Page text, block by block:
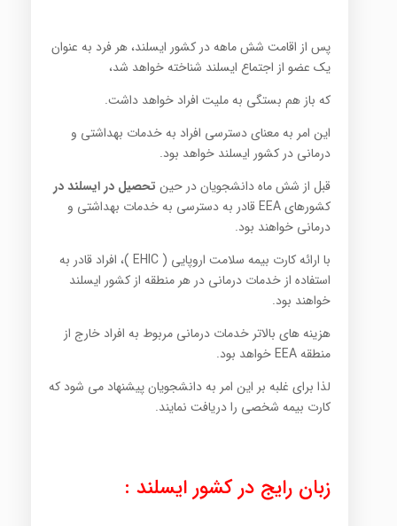
پس از اقامت شش ماهه در کشور ایسلند، هر فرد به عنوان
یک عضو از اجتماع ایسلند شناخته خواهد شد،
که باز هم بستگی به ملیت افراد خواهد داشت.
این امر به معنای دسترسی افراد به خدمات بهداشتی و
درمانی در کشور ایسلند خواهد بود.
قبل از شش ماه دانشجویان در حین تحصیل در ایسلند در
کشورهای EEA قادر به دسترسی به خدمات بهداشتی و
درمانی خواهند بود.
با ارائه کارت بیمه سلامت اروپایی ( EHIC )، افراد قادر به
استفاده از خدمات درمانی در هر منطقه از کشور ایسلند
خواهند بود.
هزینه های بالاتر خدمات درمانی مربوط به افراد خارج از
منطقه EEA خواهد بود.
لذا برای غلبه بر این امر به دانشجویان پیشنهاد می شود که
کارت بیمه شخصی را دریافت نمایند.
زبان رایج در کشور ایسلند :